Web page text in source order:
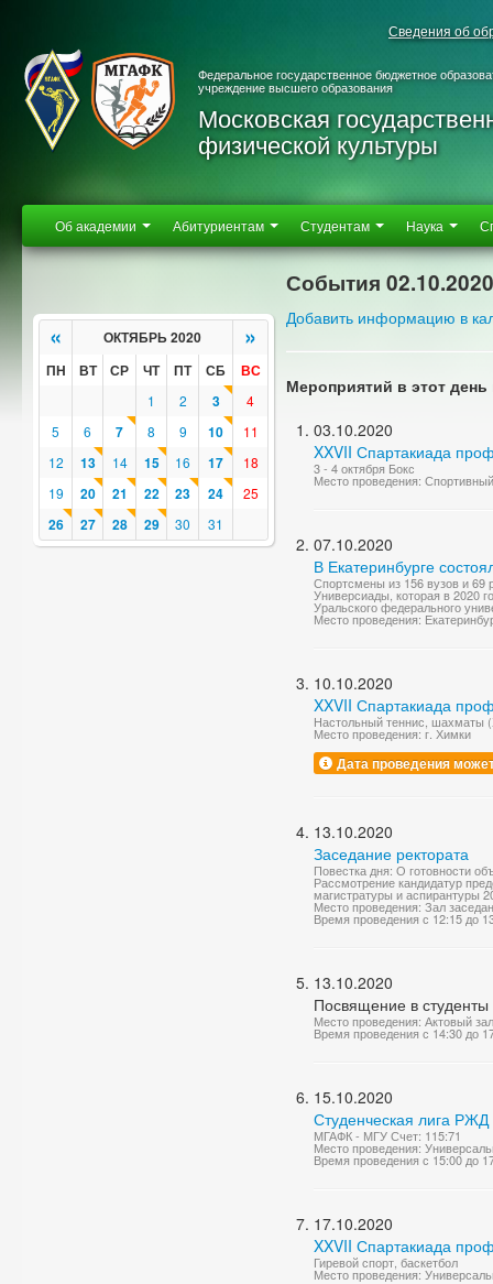
Сведения об
Федеральное государственное бюджетное
учреждение высшего образования
Московская
физической культуры
Об академии Абитуриентам Студентам Наука
« ОКТЯБРЬ 2020 »
ПН ВТ СР ЧТ ПТ СБ ВС
1 2 3
4
5
6 7 8 9 10
11
12
13 14 15 16 17
18
19
20 21 22 23 24 25
26 27 28 29 30 31
События 02.10.2020
Добавить информацию в
Мероприятий в этот день
03.10.2020
XXVII Спартакиада
3 - 4 октября Бокс
Место проведения:
07.10.2020
В Екатеринбурге
Спортсмены из 156 вузов и 69
Универсиады, которая в 2020
Уральского федерального
Место проведения:
10.10.2020
XXVII Спартакиада
Настольный теннис, шахматы
Место проведения: г. Химки
Дата проведения
13.10.2020
Заседание ректората
Повестка дня: О готовности
Рассмотрение кандидатур
магистратуры и аспирантуры
Место проведения: Зал
Время проведения с 12:15 до
13.10.2020
Посвящение в студенты
Место проведения: Актовый
Время проведения с 14:30 до
15.10.2020
Студенческая лига
МГАФК - МГУ Счет: 115:71
Место проведения:
Время проведения с 15:00 до
17.10.2020
XXVII Спартакиада
Гиревой спорт, баскетбол
Место проведения: